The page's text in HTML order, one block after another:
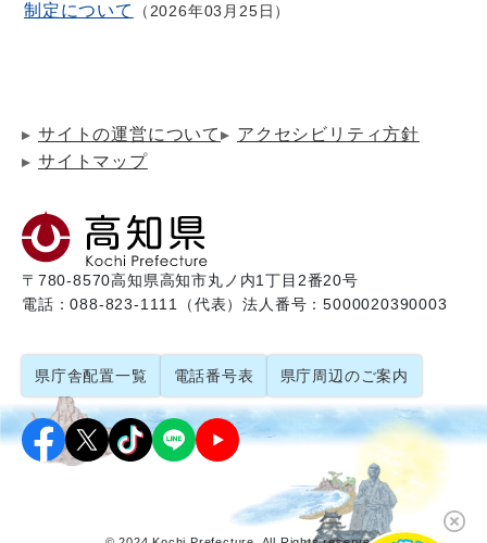
制定について
2026年03月25日
サイトの運営について
アクセシビリティ方針
サイトマップ
〒780-8570高知県高知市丸ノ内1丁目2番20号
電話：088-823-1111（代表）法人番号：5000020390003
県庁舎配置一覧 電話番号表 県庁周辺のご案内